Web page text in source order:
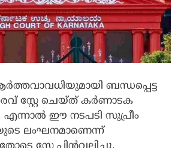
ബന്ധപ്പെട്ട
സ്റ്റേ ചെയ്ത് കര്‍ണാടക
ഈ നടപടി സുപ്രീം
ലംഘനമാണെന്ന്
സ്റ്റേ പിന്‍വലിച്ചു.